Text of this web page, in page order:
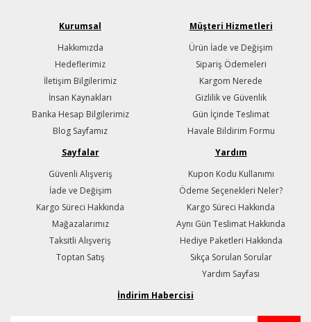
Kurumsal
Hakkımızda
Hedeflerimiz
İletişim Bilgilerimiz
İnsan Kaynakları
Banka Hesap Bilgilerimiz
Blog Sayfamız
Müşteri Hizmetleri
Ürün İade ve Değişim
Sipariş Ödemeleri
Kargom Nerede
Gizlilik ve Güvenlik
Gün İçinde Teslimat
Havale Bildirim Formu
Sayfalar
Güvenli Alışveriş
İade ve Değişim
Kargo Süreci Hakkında
Mağazalarımız
Taksitli Alışveriş
Toptan Satış
Yardım
Kupon Kodu Kullanımı
Ödeme Seçenekleri Neler?
Kargo Süreci Hakkında
Aynı Gün Teslimat Hakkında
Hediye Paketleri Hakkında
Sıkça Sorulan Sorular
Yardım Sayfası
İndirim Habercisi